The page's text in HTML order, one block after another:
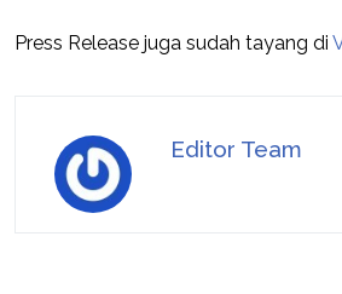
Press Release juga sudah tayang di
Editor Team